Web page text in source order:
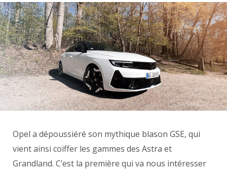
Opel a dépoussiéré son mythique blason GSE, qui
vient ainsi coiffer les gammes des Astra et
Grandland. C’est la première qui va nous intéresser